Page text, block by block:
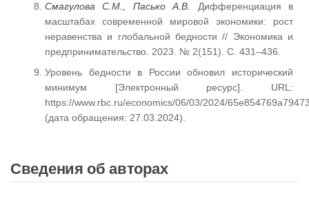
Смагулова С.М., Пасько А.В.
Дифференциация в
масштабах современной мировой экономики: рост
неравенства и глобальной бедности // Экономика и
предпринимательство. 2023. № 2(151). С. 431–436.
Уровень бедности в России обновил исторический
минимум [Электронный ресурс]. URL:
https://www.rbc.ru/economics/06/03/2024/
(дата обращения: 27.03.2024).
Сведения об авторах